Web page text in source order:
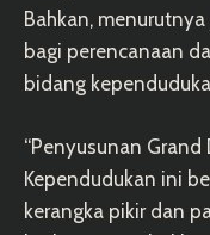
Bahkan,
bagi perencanaan
bidang
“Penyusunan
Kependudukan ini
kerangka pikir dan